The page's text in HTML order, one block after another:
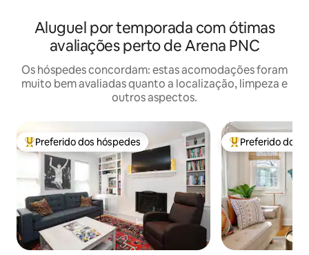
Aluguel por temporada com ótimas
avaliações perto de Arena PNC
Os hóspedes concordam: estas acomodações foram
muito bem avaliadas quanto a localização, limpeza e
outros aspectos.
Entre os melhores preferidos dos hóspedes
Preferido dos hóspedes Entre os
Preferido dos